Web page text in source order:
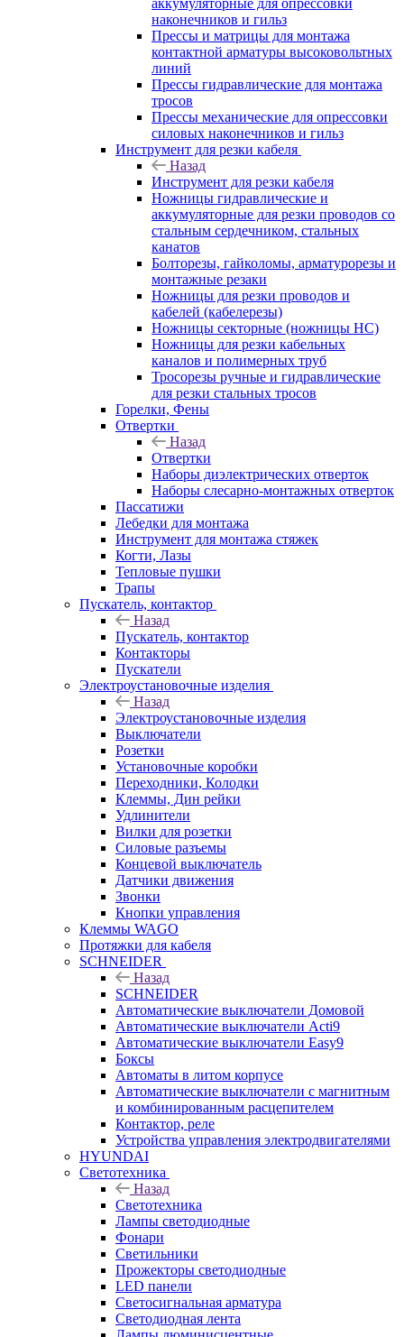
аккумуляторные для опрессовки
наконечников и гильз
Прессы и матрицы для монтажа
контактной арматуры высоковольтных
линий
Прессы гидравлические для монтажа
тросов
Прессы механические для опрессовки
силовых наконечников и гильз
Инструмент для резки кабеля
Назад
Инструмент для резки кабеля
Ножницы гидравлические и
аккумуляторные для резки проводов со
стальным сердечником, стальных
канатов
Болторезы, гайколомы, арматурорезы и
монтажные резаки
Ножницы для резки проводов и
кабелей (кабелерезы)
Ножницы секторные (ножницы НС)
Ножницы для резки кабельных
каналов и полимерных труб
Тросорезы ручные и гидравлические
для резки стальных тросов
Горелки, Фены
Отвертки
Назад
Отвертки
Наборы диэлектрических отверток
Наборы слесарно-монтажных отверток
Пассатижи
Лебедки для монтажа
Инструмент для монтажа стяжек
Когти, Лазы
Тепловые пушки
Трапы
Пускатель, контактор
Назад
Пускатель, контактор
Контакторы
Пускатели
Электроустановочные изделия
Назад
Электроустановочные изделия
Выключатели
Розетки
Установочные коробки
Переходники, Колодки
Клеммы, Дин рейки
Удлинители
Вилки для розетки
Силовые разъемы
Концевой выключатель
Датчики движения
Звонки
Кнопки управления
Клеммы WAGO
Протяжки для кабеля
SCHNEIDER
Назад
SCHNEIDER
Автоматические выключатели Домовой
Автоматические выключатели Acti9
Автоматические выключатели Easy9
Боксы
Автоматы в литом корпусе
Автоматические выключатели с магнитным
и комбинированным расцепителем
Контактор, реле
Устройства управления электродвигателями
HYUNDAI
Светотехника
Назад
Светотехника
Лампы светодиодные
Фонари
Светильники
Прожекторы светодиодные
LED панели
Светосигнальная арматура
Светодиодная лента